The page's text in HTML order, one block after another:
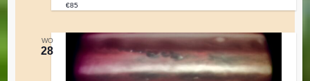
€85
WO
28